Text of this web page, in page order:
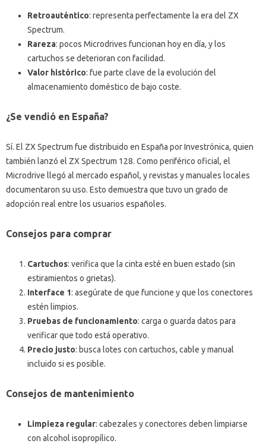
Retroauténtico: representa perfectamente la era del ZX
Spectrum.
Rareza: pocos Microdrives funcionan hoy en día, y los
cartuchos se deterioran con facilidad.
Valor histórico: fue parte clave de la evolución del
almacenamiento doméstico de bajo coste.
¿Se vendió en España?
Sí. El ZX Spectrum fue distribuido en España por Investrónica, quien
también lanzó el ZX Spectrum 128. Como periférico oficial, el
Microdrive llegó al mercado español, y revistas y manuales locales
documentaron su uso. Esto demuestra que tuvo un grado de
adopción real entre los usuarios españoles.
Consejos para comprar
Cartuchos: verifica que la cinta esté en buen estado (sin
estiramientos o grietas).
Interface 1: asegúrate de que funcione y que los conectores
estén limpios.
Pruebas de funcionamiento: carga o guarda datos para
verificar que todo está operativo.
Precio justo: busca lotes con cartuchos, cable y manual
incluido si es posible.
Consejos de mantenimiento
Limpieza regular: cabezales y conectores deben limpiarse
con alcohol isopropílico.